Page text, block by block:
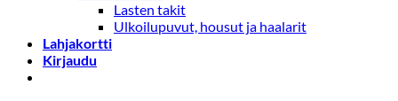
Lasten takit
Ulkoilupuvut, housut ja haalarit
Lahjakortti
Kirjaudu